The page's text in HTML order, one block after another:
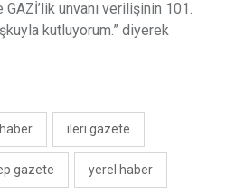
unvanı verilişinin 101.
kutluyorum.” diyerek
ileri gazete
gazete yerel haber